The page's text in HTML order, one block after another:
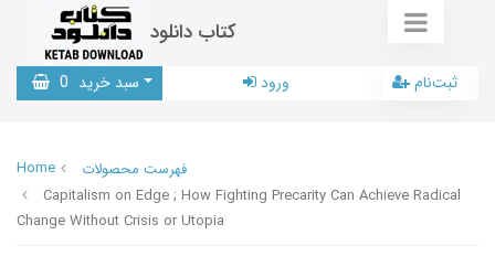
کتاب دانلود
سبد خرید 0 ورود ثبت‌نام
Home
فهرست محصولات
Capitalism on Edge ; How Fighting Precarity Can Achieve Radical
Change Without Crisis or Utopia